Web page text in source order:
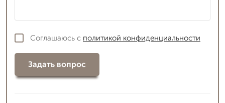
Соглашаюсь с политикой конфиденциальности
Задать вопрос